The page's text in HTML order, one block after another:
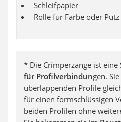
Schleifpapier
Rolle für Farbe oder Putz
* Die Crimperzange ist eine
für Profilverbindungen.
überlappenden Profile
für einen formschlüssigen
beiden Profilen ohne